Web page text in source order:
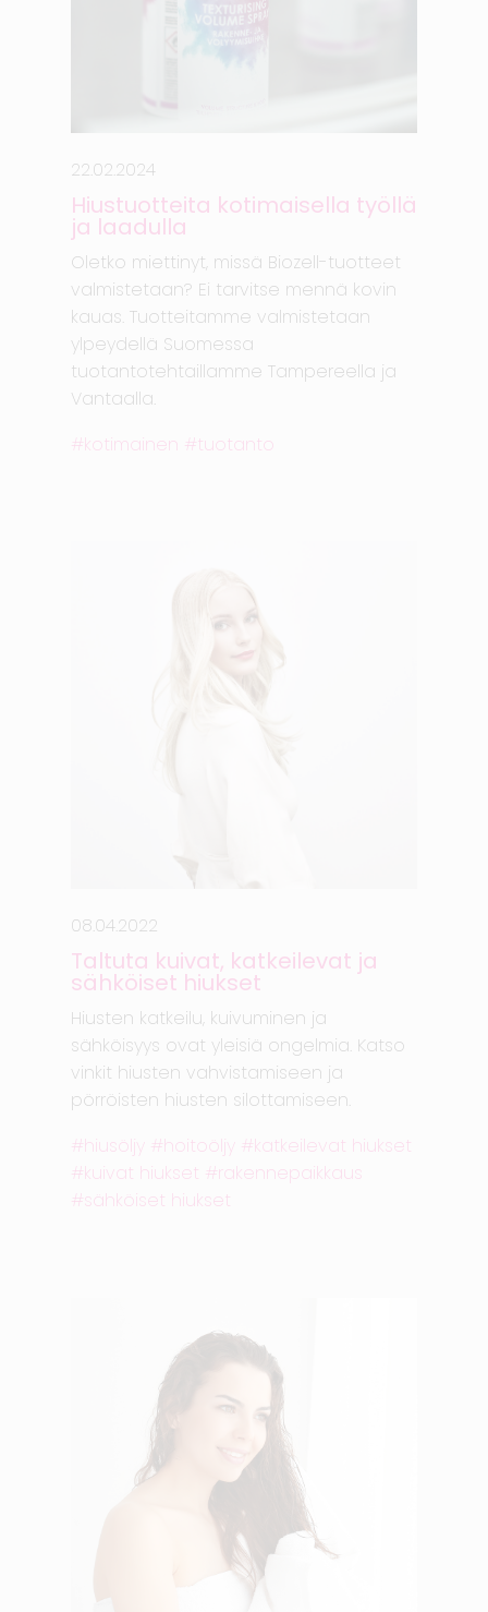
22.02.2024
Hiustuotteita kotimaisella työllä
ja laadulla
Oletko miettinyt, missä Biozell-tuotteet
valmistetaan? Ei tarvitse mennä kovin
kauas. Tuotteitamme valmistetaan
ylpeydellä Suomessa
tuotantotehtaillamme Tampereella ja
Vantaalla.
kotimainen
tuotanto
08.04.2022
Taltuta kuivat, katkeilevat ja
sähköiset hiukset
Hiusten katkeilu, kuivuminen ja
sähköisyys ovat yleisiä ongelmia. Katso
vinkit hiusten vahvistamiseen ja
pörröisten hiusten silottamiseen.
hiusöljy
hoitoöljy
katkeilevat hiukset
kuivat hiukset
rakennepaikkaus
sähköiset hiukset